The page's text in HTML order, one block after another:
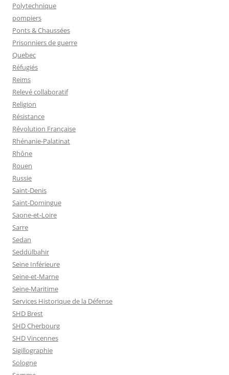
Polytechnique
pompiers
Ponts & Chaussées
Prisonniers de guerre
Quebec
Réfugiés
Reims
Relevé collaboratif
Religion
Résistance
Révolution Française
Rhénanie-Palatinat
Rhône
Rouen
Russie
Saint-Denis
Saint-Domingue
Saone-et-Loire
Sarre
Sedan
Seddülbahir
Seine Inférieure
Seine-et-Marne
Seine-Maritime
Services Historique de la Défense
SHD Brest
SHD Cherbourg
SHD Vincennes
Sigillographie
Sologne